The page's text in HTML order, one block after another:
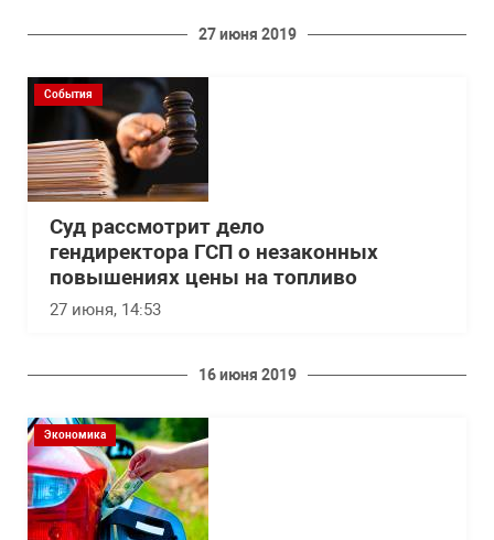
27 июня 2019
События
Суд рассмотрит дело
гендиректора ГСП о незаконных
повышениях цены на топливо
27 июня, 14:53
16 июня 2019
Экономика